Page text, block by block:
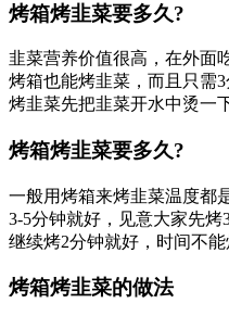
烤箱烤韭菜要多久?
韭菜营养价值很高，在外面
烤箱也能烤韭菜，而且只需
烤韭菜先把韭菜开水中烫一
烤箱烤韭菜要多久?
一般用烤箱来烤韭菜温度都
3-5分钟就好，见意大家先
继续烤2分钟就好，时间不能
烤箱烤韭菜的做法